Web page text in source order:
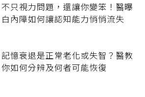
不只視力問題，還讓你變笨！醫曝
白內障如何讓認知能力悄悄流失
記憶衰退是正常老化或失智？醫教
你如何分辨及何者可能恢復